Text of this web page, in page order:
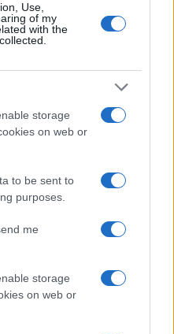
Use,
of my
with the
storage
on web or
to be sent to
purposes.
me
storage
on web or
al Covid: le sue
tramite Instagram: "Mi